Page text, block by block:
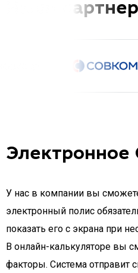
Наши
У нас в компании вы
электронный полис
показать его с экрана при
В онлайн-калькуляторе вы
факторы. Система отправит